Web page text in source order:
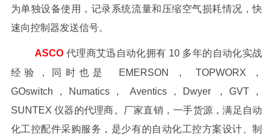
为单独设备使用，记录系统流量和压缩空气损耗情况，快
速向控制器发送信号。
ASCO 代理商艾迅自动化拥有 10 多年的自动化实战
经验，同时也是 EMERSON ， TOPWORX ，
GOswitch，Numatics， Aventics，Dwyer ，GVT，
SUNTEX 仪器的代理商。厂家直销，一手货源，满足自动
化工控配件采购服务，是少有的自动化工控方案设计、制